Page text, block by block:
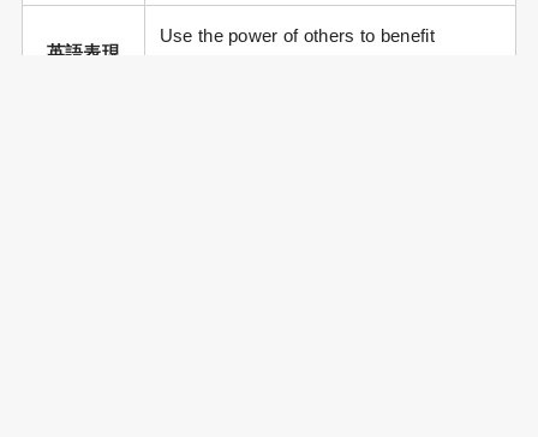
英語表現
Use the power of others to benefit